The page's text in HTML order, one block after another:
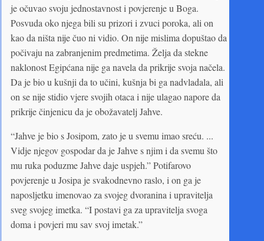
je očuvao svoju jednostavnost i povjerenje u Boga.
Posvuda oko njega bili su prizori i zvuci poroka, ali on
kao da ništa nije čuo ni vidio. On nije mislima dopuštao da
počivaju na zabranjenim predmetima. Želja da stekne
naklonost Egipćana nije ga navela da prikrije svoja načela.
Da je bio u kušnji da to učini, kušnja bi ga nadvladala, ali
on se nije stidio vjere svojih otaca i nije ulagao napore da
prikrije činjenicu da je obožavatelj Jahve.
“Jahve je bio s Josipom, zato je u svemu imao sreću. ...
Vidje njegov gospodar da je Jahve s njim i da svemu što
mu ruka poduzme Jahve daje uspjeh.” Potifarovo
povjerenje u Josipa je svakodnevno raslo, i on ga je
naposljetku imenovao za svojeg dvoranina i upravitelja
sveg svojeg imetka. “I postavi ga za upravitelja svoga
doma i povjeri mu sav svoj imetak.”